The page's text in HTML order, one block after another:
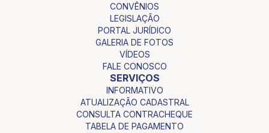
CONVÊNIOS
LEGISLAÇÃO
PORTAL JURÍDICO
GALERIA DE FOTOS
VÍDEOS
FALE CONOSCO
SERVIÇOS
INFORMATIVO
ATUALIZAÇÃO CADASTRAL
CONSULTA CONTRACHEQUE
TABELA DE PAGAMENTO